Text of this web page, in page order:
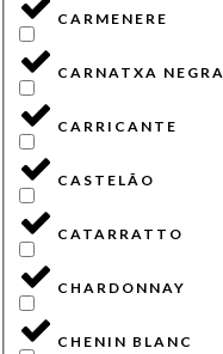
CARMENERE
CARNATXA NEGRA
CARRICANTE
CASTELÃO
CATARRATTO
CHARDONNAY
CHENIN BLANC